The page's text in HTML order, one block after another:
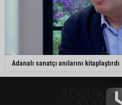
Adanalı sanatçı anılarını kitaplaştırdı